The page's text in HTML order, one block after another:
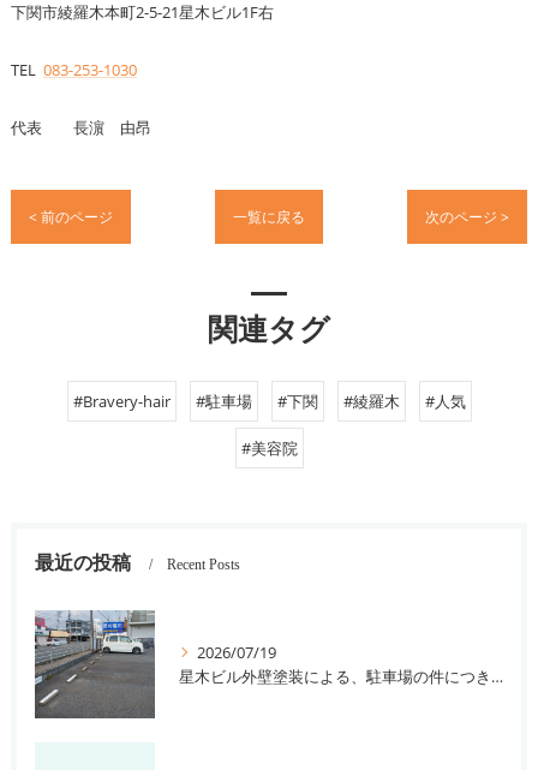
下関市綾羅木本町2-5-21星木ビル1F右
TEL 083-253-1030
代表 長濵 由昂
< 前のページ 一覧に戻る 次のページ >
関連タグ
#Bravery-hair #駐車場 #下関 #綾羅木 #人気
#美容院
最近の投稿 Recent Posts
2026/07/19
星木ビル外壁塗装による、駐車場の件につきまして。